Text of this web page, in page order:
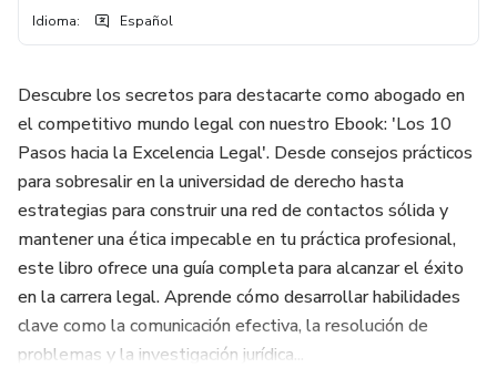
Idioma: Español
Descubre los secretos para destacarte como abogado en
el competitivo mundo legal con nuestro Ebook: 'Los 10
Pasos hacia la Excelencia Legal'. Desde consejos prácticos
para sobresalir en la universidad de derecho hasta
estrategias para construir una red de contactos sólida y
mantener una ética impecable en tu práctica profesional,
este libro ofrece una guía completa para alcanzar el éxito
en la carrera legal. Aprende cómo desarrollar habilidades
clave como la comunicación efectiva, la resolución de
problemas y la investigación jurídica...